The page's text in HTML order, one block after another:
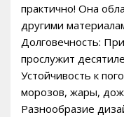
практично! Она
другими
Долговечность:
прослужит
Устойчивость к
морозов, жары,
Разнообразие